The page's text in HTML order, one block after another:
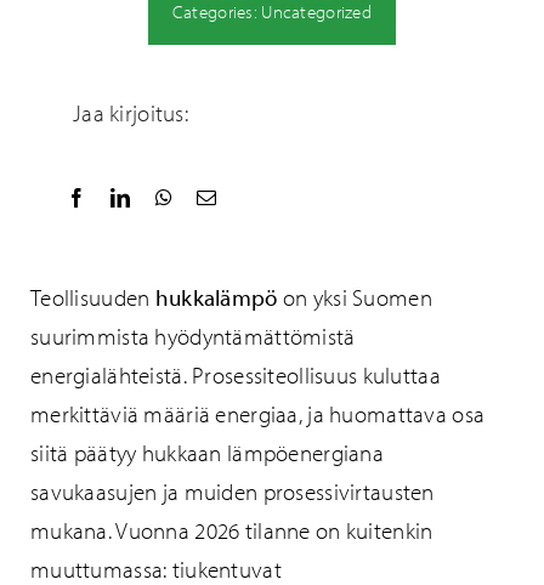
Categories: Uncategorized
Jaa kirjoitus:
Teollisuuden hukkalämpö on yksi Suomen
suurimmista hyödyntämättömistä
energialähteistä. Prosessiteollisuus kuluttaa
merkittäviä määriä energiaa, ja huomattava osa
siitä päätyy hukkaan lämpöenergiana
savukaasujen ja muiden prosessivirtausten
mukana. Vuonna 2026 tilanne on kuitenkin
muuttumassa: tiukentuvat